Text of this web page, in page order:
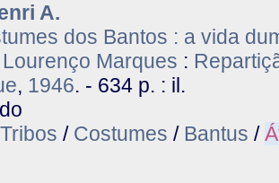
A.
dos Bantos : a vida
Lourenço Marques :
, 1946. - 634 p. : il.
Tribos / Costumes / Bantus /